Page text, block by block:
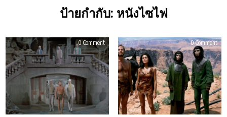
ป้ายกำกับ: หนังไซไฟ
0 Commenton
รีวิว
Beneath
the
Planet
of
the
(1970)
0 Commenton
รีวิว
of
the